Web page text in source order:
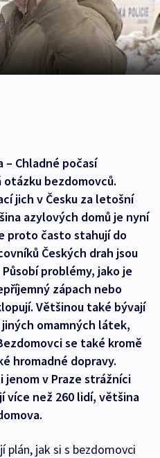
Chladné počasí
bezdomovců.
jich v Česku za letošní
azylových domů je nyní
proto často stahují do
Českých drah jsou
problémy, jako je
zápach nebo
Většinou také bývají
omamných látek,
se také kromě
hromadné dopravy.
jenom v Praze strážníci
více než 260 lidí, většina
plán, jak si s bezdomovci